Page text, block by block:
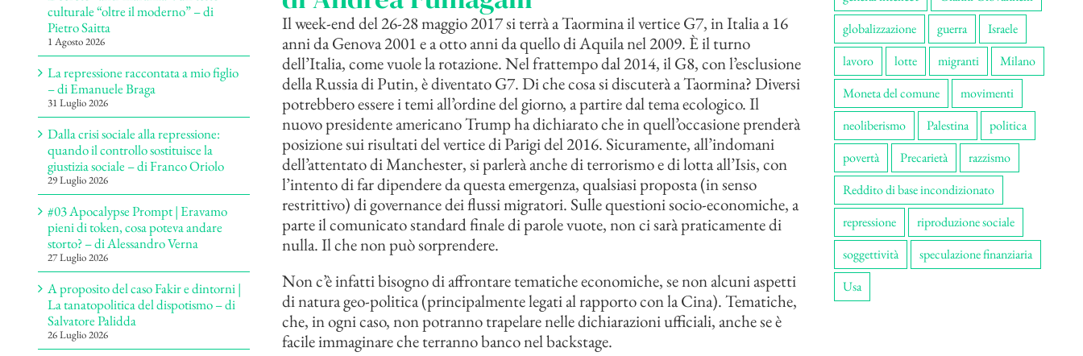
Il week-end del 26-28 maggio 2017 si terrà a Taormina il vertice G7, in Italia a 16
anni da Genova 2001 e a otto anni da quello di Aquila nel 2009. È il turno
dell’Italia, come vuole la rotazione. Nel frattempo dal 2014, il G8, con l’esclusione
della Russia di Putin, è diventato G7. Di che cosa si discuterà a Taormina? Diversi
potrebbero essere i temi all’ordine del giorno, a partire dal tema ecologico. Il
nuovo presidente americano Trump ha dichiarato che in quell’occasione prenderà
posizione sui risultati del vertice di Parigi del 2016. Sicuramente, all’indomani
dell’attentato di Manchester, si parlerà anche di terrorismo e di lotta all’Isis, con
l’intento di far dipendere da questa emergenza, qualsiasi proposta (in senso
restrittivo) di governance dei flussi migratori. Sulle questioni socio-economiche, a
parte il comunicato standard finale di parole vuote, non ci sarà praticamente di
nulla. Il che non può sorprendere.
Non c’è infatti bisogno di affrontare tematiche economiche, se non alcuni aspetti
di natura geo-politica (principalmente legati al rapporto con la Cina). Tematiche,
che, in ogni caso, non potranno trapelare nelle dichiarazioni ufficiali, anche se è
facile immaginare che terranno banco nel backstage.
culturale “oltre il moderno” – di
Pietro Saitta
1 Agosto 2026
La repressione raccontata a mio figlio
– di Emanuele Braga
31 Luglio 2026
Dalla crisi sociale alla repressione:
quando il controllo sostituisce la
giustizia sociale – di Franco Oriolo
29 Luglio 2026
#03 Apocalypse Prompt | Eravamo
pieni di token, cosa poteva andare
storto? – di Alessandro Verna
27 Luglio 2026
A proposito del caso Fakir e dintorni |
La tanatopolitica del dispotismo – di
Salvatore Palidda
26 Luglio 2026
globalizzazione
guerra
Israele
lavoro
lotte migranti
Milano
Moneta del comune
movimenti
neoliberismo
Palestina
politica
povertà
Precarietà
razzismo
Reddito di base incondizionato
repressione
riproduzione sociale
soggettività
speculazione finanziaria
Usa